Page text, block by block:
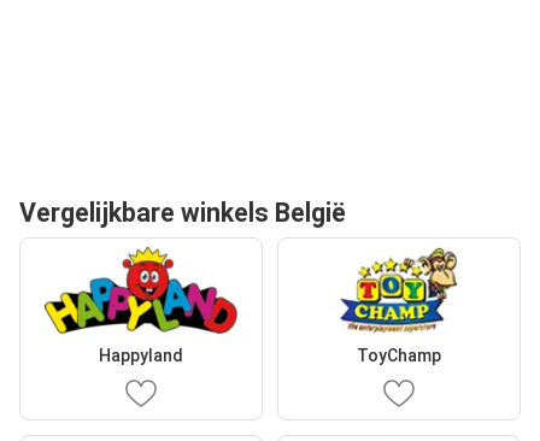
Vergelijkbare winkels België
Happyland ToyChamp